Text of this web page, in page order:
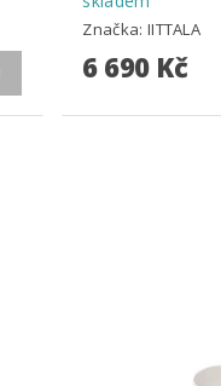
Značka: IITTALA
6 690 Kč